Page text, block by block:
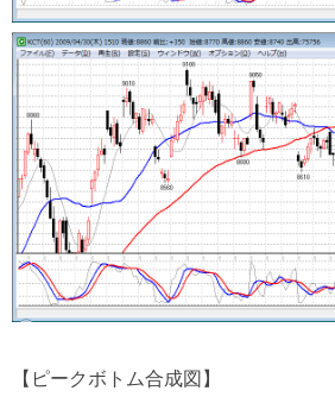
【ピークボトム合成図】